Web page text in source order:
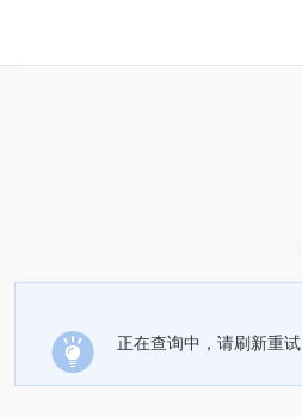
正在查询中，请刷新重试